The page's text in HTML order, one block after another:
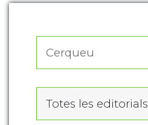
Totes les editorials